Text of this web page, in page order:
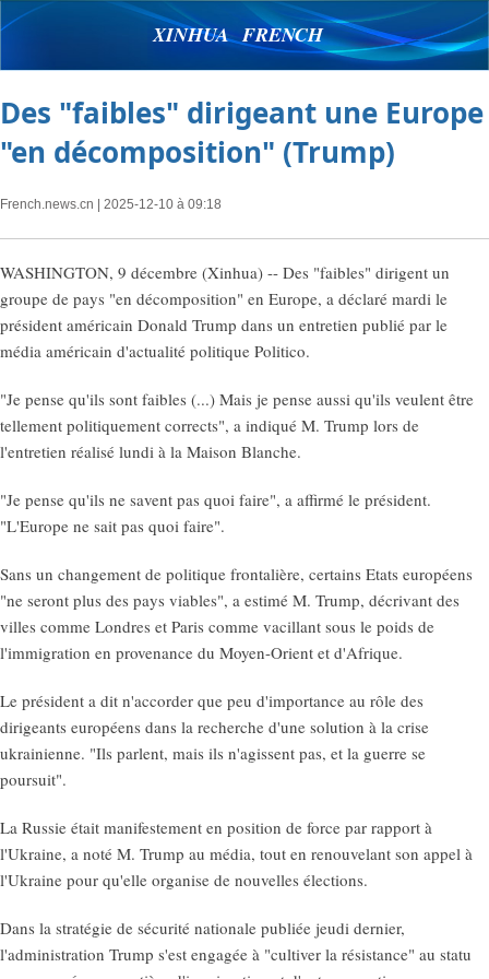
XINHUA FRENCH
Des "faibles" dirigeant une Europe
"en décomposition" (Trump)
French.news.cn | 2025-12-10 à 09:18
WASHINGTON, 9 décembre (Xinhua) -- Des "faibles" dirigent un
groupe de pays "en décomposition" en Europe, a déclaré mardi le
président américain Donald Trump dans un entretien publié par le
média américain d'actualité politique Politico.
"Je pense qu'ils sont faibles (...) Mais je pense aussi qu'ils veulent être
tellement politiquement corrects", a indiqué M. Trump lors de
l'entretien réalisé lundi à la Maison Blanche.
"Je pense qu'ils ne savent pas quoi faire", a affirmé le président.
"L'Europe ne sait pas quoi faire".
Sans un changement de politique frontalière, certains Etats européens
"ne seront plus des pays viables", a estimé M. Trump, décrivant des
villes comme Londres et Paris comme vacillant sous le poids de
l'immigration en provenance du Moyen-Orient et d'Afrique.
Le président a dit n'accorder que peu d'importance au rôle des
dirigeants européens dans la recherche d'une solution à la crise
ukrainienne. "Ils parlent, mais ils n'agissent pas, et la guerre se
poursuit".
La Russie était manifestement en position de force par rapport à
l'Ukraine, a noté M. Trump au média, tout en renouvelant son appel à
l'Ukraine pour qu'elle organise de nouvelles élections.
Dans la stratégie de sécurité nationale publiée jeudi dernier,
l'administration Trump s'est engagée à "cultiver la résistance" au statu